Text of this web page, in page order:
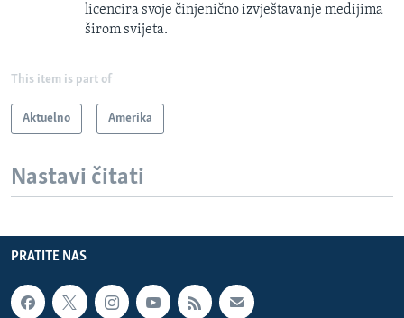
licencira svoje činjenično izvještavanje medijima
širom svijeta.
This item is part of
Aktuelno Amerika
Nastavi čitati
PRATITE NAS